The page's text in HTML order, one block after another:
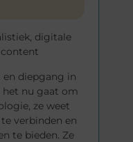
digitale
diepgang in
het nu gaat om
ze weet
verbinden en
te bieden. Ze